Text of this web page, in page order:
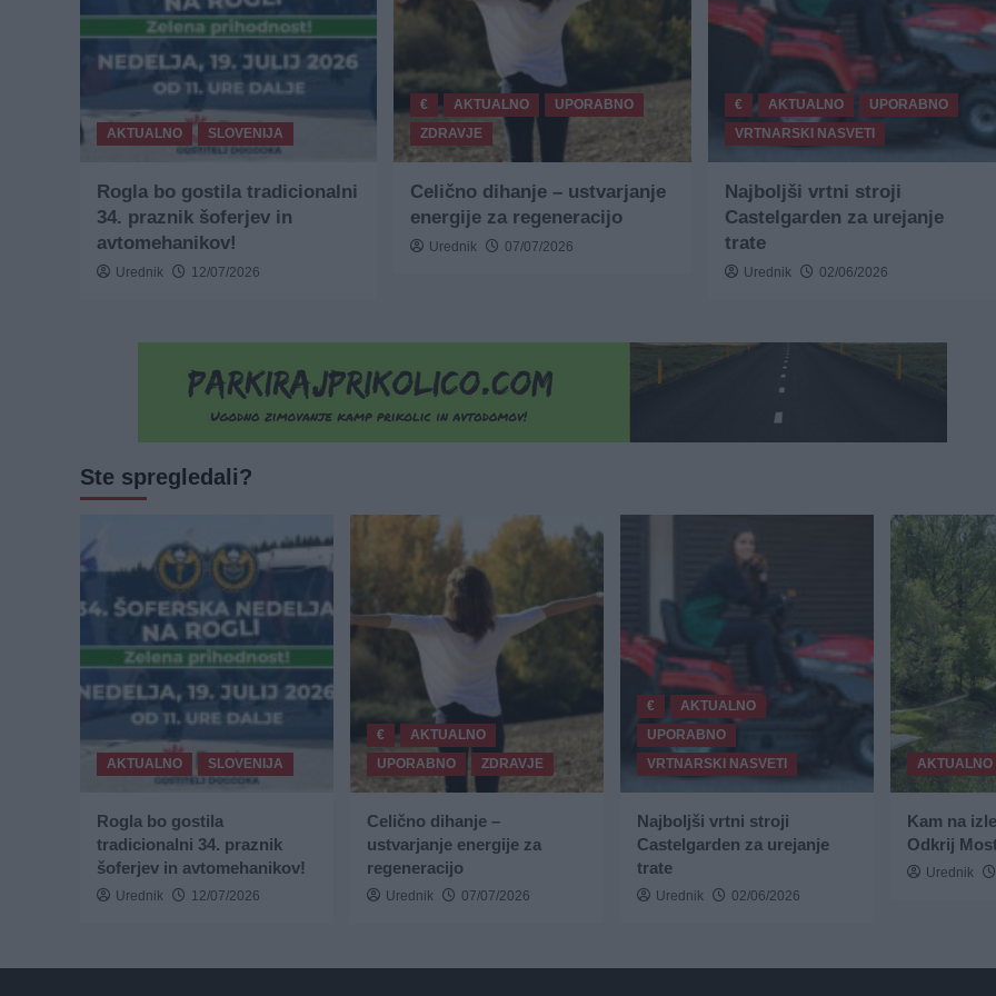
AKTUALNO SLOVENIJA
Rogla bo gostila tradicionalni
34. praznik šoferjev in
avtomehanikov!
Urednik 12/07/2026
€ AKTUALNO
UPORABNO
ZDRAVJE
Celično dihanje – ustvarjanje
energije za regeneracijo
Urednik 07/07/2026
€ AKTUALNO
UPORABNO
VRTNARSKI NASVETI
Najboljši vrtni stroji
Castelgarden za urejanje
trate
Urednik 02/06/2026
Ste spregledali?
AKTUALNO SLOVENIJA
Rogla bo gostila
tradicionalni 34. praznik
šoferjev in avtomehanikov!
Urednik 12/07/2026
€
AKTUALNO
UPORABNO
ZDRAVJE
Celično dihanje –
ustvarjanje energije za
regeneracijo
Urednik 07/07/2026
€
AKTUALNO
UPORABNO
VRTNARSKI NASVETI
Najboljši vrtni stroji
Castelgarden za urejanje
trate
Urednik 02/06/2026
AKTUALNO
Kam na
Odkrij
Urednik